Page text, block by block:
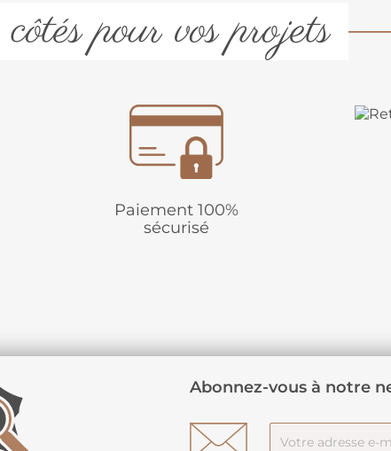
pour vos projets
Paiement 100%
sécurisé
Abonnez-vous à notre